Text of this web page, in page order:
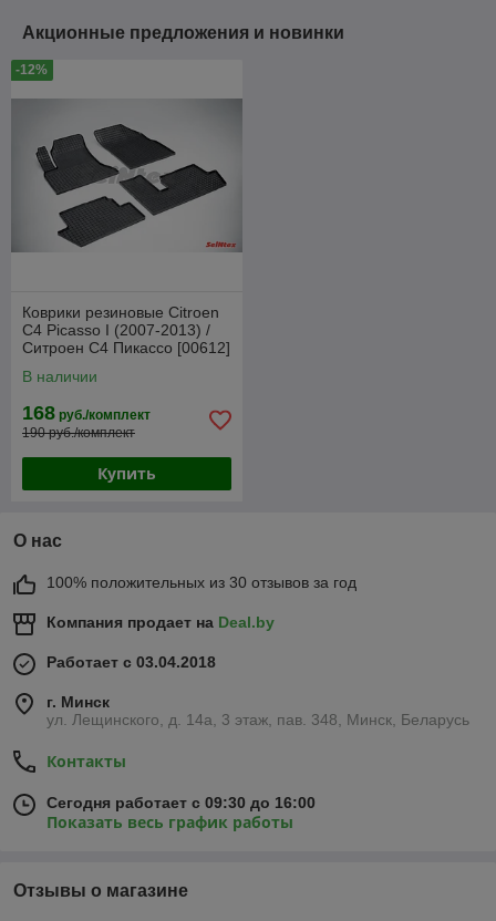
Акционные предложения и новинки
-12%
Коврики резиновые Citroen
С4 Picasso I (2007-2013) /
Ситроен С4 Пикассо [00612]
В наличии
168 руб./комплект
190 руб./комплект
Купить
О нас
100% положительных из 30 отзывов за год
Компания продает на Deal.by
Работает с 03.04.2018
г. Минск
ул. Лещинского, д. 14а, 3 этаж, пав. 348, Минск, Беларусь
Контакты
Сегодня работает с 09:30 до 16:00
Показать весь график работы
Отзывы о магазине